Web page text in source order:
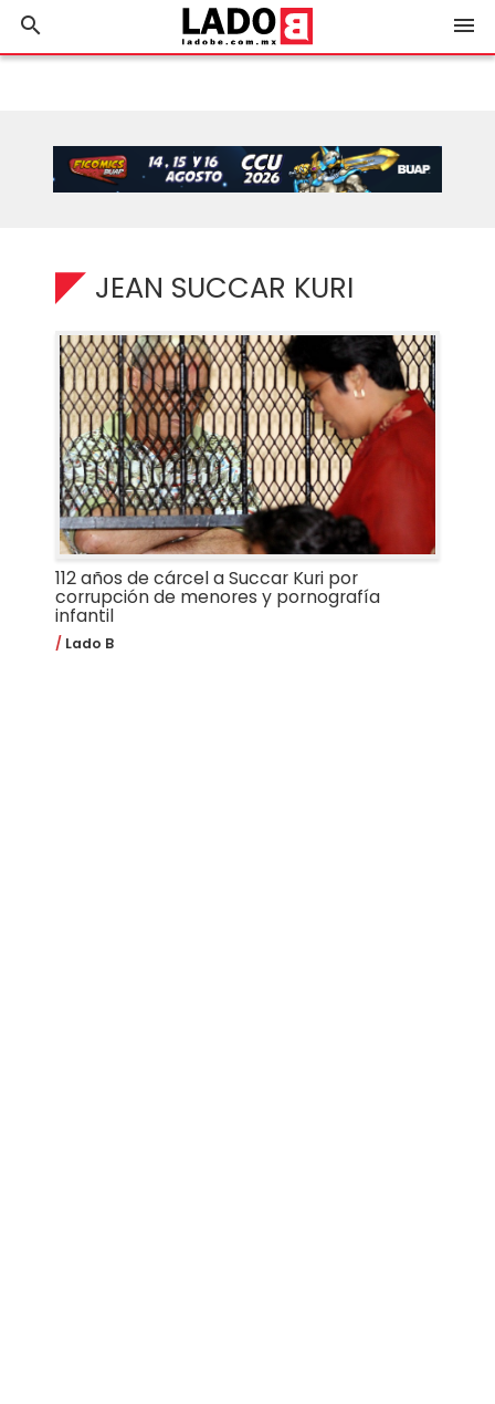
search menu
JEAN SUCCAR KURI
112 años de cárcel a Succar Kuri por
corrupción de menores y pornografía
infantil
Lado B